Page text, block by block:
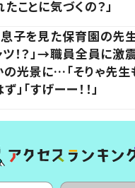
ことに気づくの？」
子を見た保育園の先
ツ！？」→職員全員に激
の光景に…「そりゃ先
」「すげーー！！」